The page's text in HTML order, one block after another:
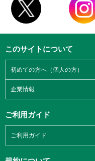
このサイトについて
初めての方へ（個人の方）
企業情報
ご利用ガイド
ご利用ガイド